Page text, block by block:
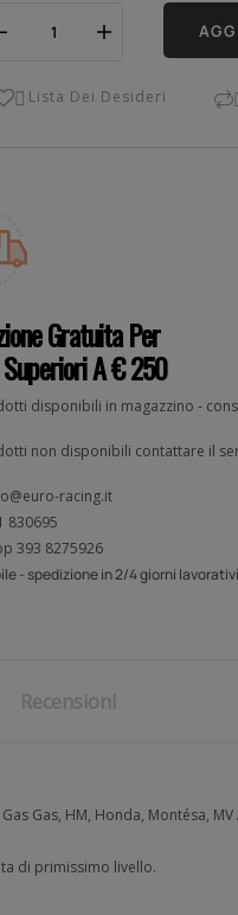
 Lista Dei Desideri
Gratuita Per
A € 250
disponibili in magazzino -
non disponibili contattare il
racing.it
830695
393 8275926
- spedizione in 2/4 giorni lavorativi
Recensioni
HM, Honda, Montésa, MV
di primissimo livello.